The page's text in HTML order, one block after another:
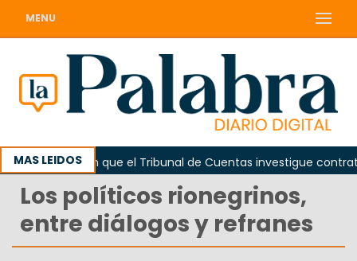
MENU
MAS LEIDOS
Piden que el Tribunal de Cuentas investigue
Los políticos rionegrinos,
entre diálogos y refranes